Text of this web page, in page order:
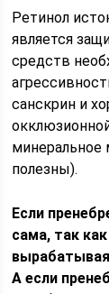
Ретинол
является
средств
санскрин и
минеральное
полезны).
Если
сама, так
А если